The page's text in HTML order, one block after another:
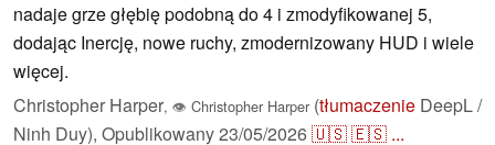
nadaje grze głębię podobną do 4 i zmodyfikowanej 5,
dodając Inercję, nowe ruchy, zmodernizowany HUD i wiele
więcej.
Christopher Harper, 👁 Christopher Harper (tłumaczenie DeepL /
Ninh Duy), Opublikowany23/05/2026🇺🇸🇪🇸 ...